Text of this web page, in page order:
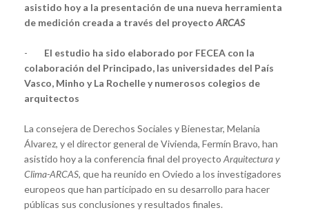
asistido hoy a la presentación de una nueva herramienta
de medición creada a través del proyecto ARCAS
- El estudio ha sido elaborado por FECEA con la
colaboración del Principado, las universidades del País
Vasco, Minho y La Rochelle y numerosos colegios de
arquitectos
La consejera de Derechos Sociales y Bienestar, Melania
Álvarez, y el director general de Vivienda, Fermín Bravo, han
asistido hoy a la conferencia final del proyecto Arquitectura y
Clima-ARCAS, que ha reunido en Oviedo a los investigadores
europeos que han participado en su desarrollo para hacer
públicas sus conclusiones y resultados finales.